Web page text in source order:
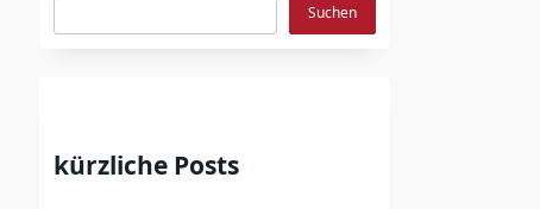
Suchen
kürzliche Posts